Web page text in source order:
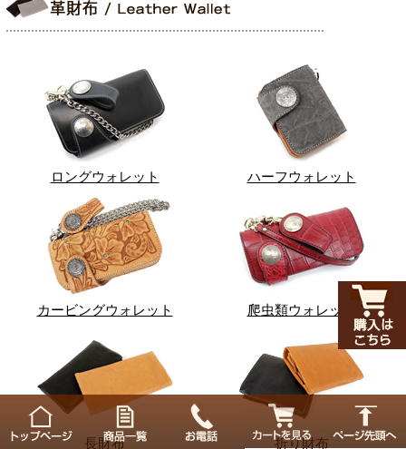
ロングウォレット ハーフウォレット
カービングウォレット 爬虫類ウォレット
長財布 折り財布